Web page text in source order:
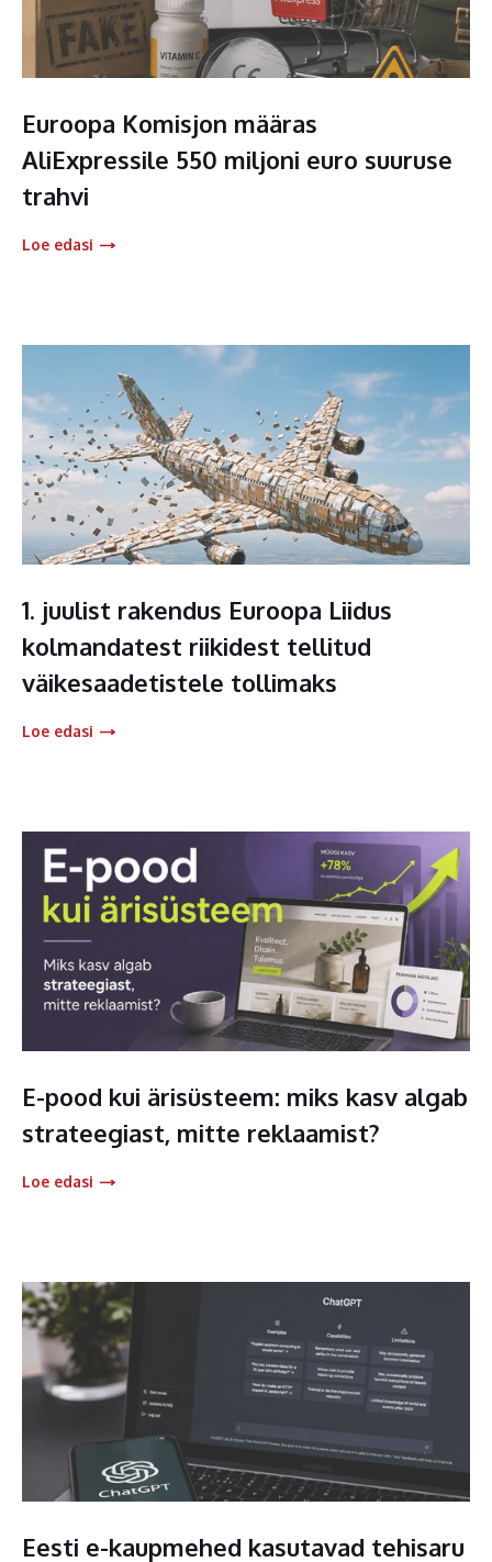
Euroopa Komisjon määras
AliExpressile 550 miljoni euro suuruse
trahvi
Loe edasi
1. juulist rakendus Euroopa Liidus
kolmandatest riikidest tellitud
väikesaadetistele tollimaks
Loe edasi
E-pood kui ärisüsteem: miks kasv algab
strateegiast, mitte reklaamist?
Loe edasi
Eesti e-kaupmehed kasutavad tehisaru